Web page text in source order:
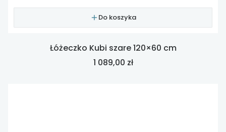
Do koszyka
Łóżeczko Kubi szare 120×60 cm
Cena
1 089,00 zł